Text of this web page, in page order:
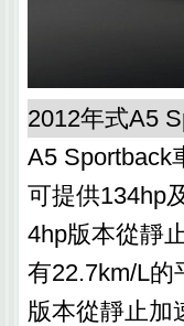
2012年式A5
A5 Sportback
可提供134hp
4hp版本從靜
有22.7km/L的
版本從靜止加